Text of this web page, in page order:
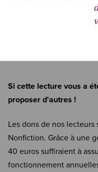
Si cette lecture vous a
proposer d'autres !
Les dons de nos
Nonfiction. Grâce à une
40 euros suffiraient à
fonctionnement